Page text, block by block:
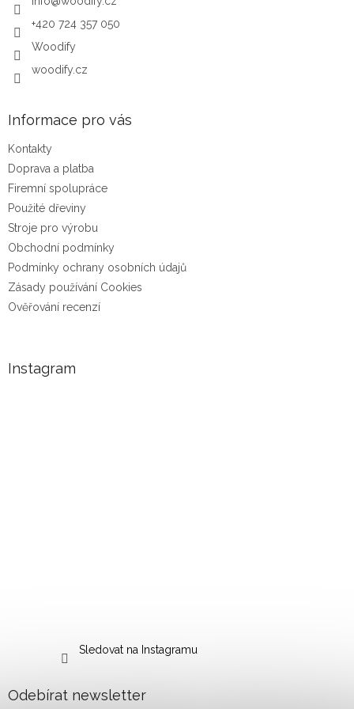
+420 724 357 050
Woodify
woodify.cz
Informace pro vás
Kontakty
Doprava a platba
Firemní spolupráce
Použité dřeviny
Stroje pro výrobu
Obchodní podmínky
Podmínky ochrany osobních údajů
Zásady používání Cookies
Ověřování recenzí
Instagram
Sledovat na Instagramu
Odebírat newsletter